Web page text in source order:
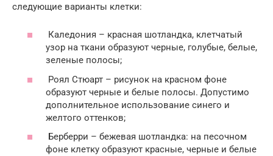
следующие варианты клетки:
Каледония – красная шотландка, клетчатый
узор на ткани образуют черные, голубые, белые,
зеленые полосы;
Роял Стюарт – рисунок на красном фоне
образуют черные и белые полосы. Допустимо
дополнительное использование синего и
желтого оттенков;
Берберри – бежевая шотландка: на песочном
фоне клетку образуют красные, черные и белые